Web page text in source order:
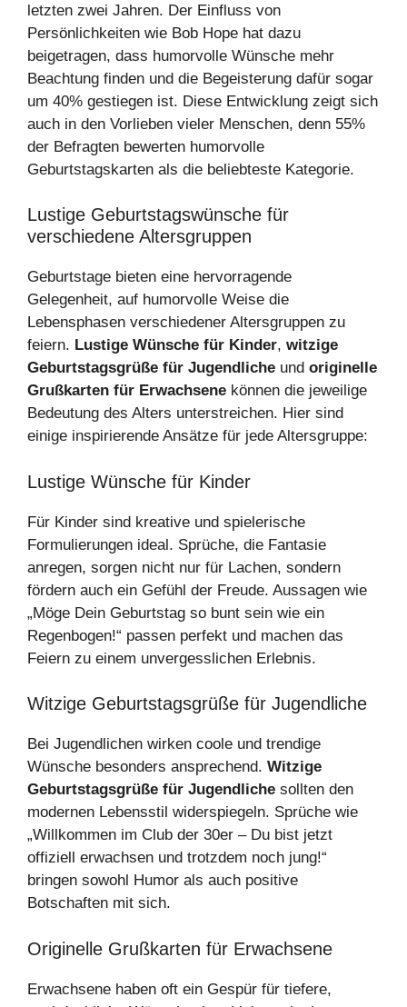
letzten zwei Jahren. Der Einfluss von
Persönlichkeiten wie Bob Hope hat dazu
beigetragen, dass humorvolle Wünsche mehr
Beachtung finden und die Begeisterung dafür sogar
um 40% gestiegen ist. Diese Entwicklung zeigt sich
auch in den Vorlieben vieler Menschen, denn 55%
der Befragten bewerten humorvolle
Geburtstagskarten als die beliebteste Kategorie.
Lustige Geburtstagswünsche für
verschiedene Altersgruppen
Geburtstage bieten eine hervorragende
Gelegenheit, auf humorvolle Weise die
Lebensphasen verschiedener Altersgruppen zu
feiern. Lustige Wünsche für Kinder, witzige
Geburtstagsgrüße für Jugendliche und originelle
Grußkarten für Erwachsene können die jeweilige
Bedeutung des Alters unterstreichen. Hier sind
einige inspirierende Ansätze für jede Altersgruppe:
Lustige Wünsche für Kinder
Für Kinder sind kreative und spielerische
Formulierungen ideal. Sprüche, die Fantasie
anregen, sorgen nicht nur für Lachen, sondern
fördern auch ein Gefühl der Freude. Aussagen wie
„Möge Dein Geburtstag so bunt sein wie ein
Regenbogen!“ passen perfekt und machen das
Feiern zu einem unvergesslichen Erlebnis.
Witzige Geburtstagsgrüße für Jugendliche
Bei Jugendlichen wirken coole und trendige
Wünsche besonders ansprechend. Witzige
Geburtstagsgrüße für Jugendliche sollten den
modernen Lebensstil widerspiegeln. Sprüche wie
„Willkommen im Club der 30er – Du bist jetzt
offiziell erwachsen und trotzdem noch jung!“
bringen sowohl Humor als auch positive
Botschaften mit sich.
Originelle Grußkarten für Erwachsene
Erwachsene haben oft ein Gespür für tiefere,